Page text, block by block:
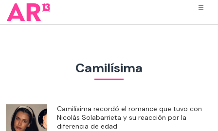
Camilísima
Camilísima recordó el romance que tuvo con
Nicolás Solabarrieta y su reacción por la
diferencia de edad